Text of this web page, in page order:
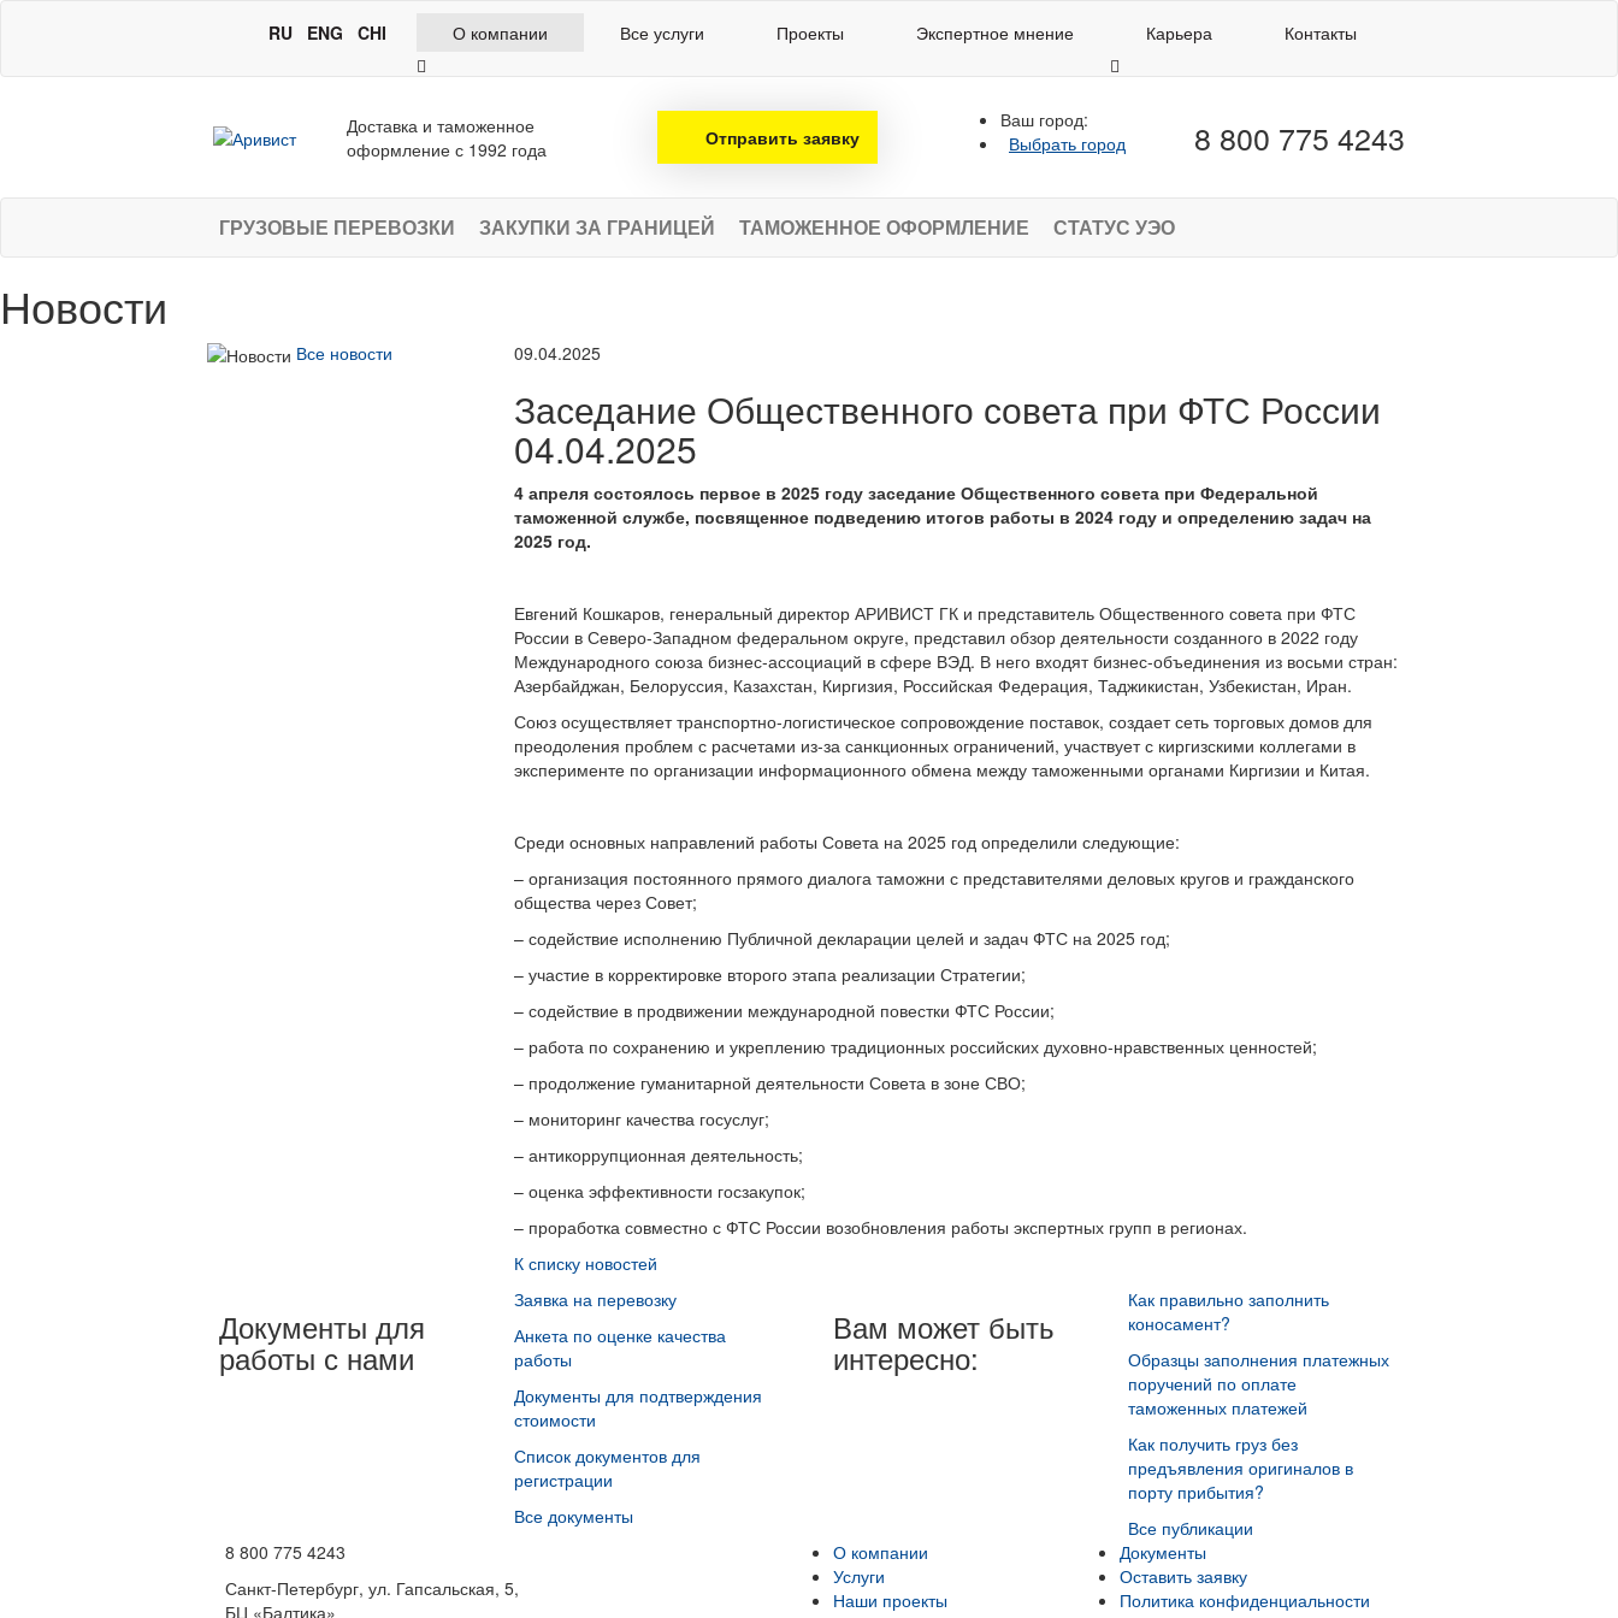
RU ENG CHI О компании Все услуги Проекты Экспертное мнение Карьера Контакты
Доставка и таможенное
оформление с 1992 года
Отправить заявку
Ваш город:
Выбрать город
8 800 775 4243
ГРУЗОВЫЕ ПЕРЕВОЗКИ ЗАКУПКИ ЗА ГРАНИЦЕЙ ТАМОЖЕННОЕ ОФОРМЛЕНИЕ СТАТУС УЭО
Новости
Все новости 09.04.2025
Заседание Общественного совета при ФТС России
04.04.2025
4 апреля состоялось первое в 2025 году заседание Общественного совета при Федеральной
таможенной службе, посвященное подведению итогов работы в 2024 году и определению задач на
2025 год.
Евгений Кошкаров, генеральный директор АРИВИСТ ГК и представитель Общественного совета при ФТС
России в Северо-Западном федеральном округе, представил обзор деятельности созданного в 2022 году
Международного союза бизнес-ассоциаций в сфере ВЭД. В него входят бизнес-объединения из восьми стран:
Азербайджан, Белоруссия, Казахстан, Киргизия, Российская Федерация, Таджикистан, Узбекистан, Иран.
Союз осуществляет транспортно-логистическое сопровождение поставок, создает сеть торговых домов для
преодоления проблем с расчетами из-за санкционных ограничений, участвует с киргизскими коллегами в
эксперименте по организации информационного обмена между таможенными органами Киргизии и Китая.
Среди основных направлений работы Совета на 2025 год определили следующие:
– организация постоянного прямого диалога таможни с представителями деловых кругов и гражданского
общества через Совет;
– содействие исполнению Публичной декларации целей и задач ФТС на 2025 год;
– участие в корректировке второго этапа реализации Стратегии;
– содействие в продвижении международной повестки ФТС России;
– работа по сохранению и укреплению традиционных российских духовно-нравственных ценностей;
– продолжение гуманитарной деятельности Совета в зоне СВО;
– мониторинг качества госуслуг;
– антикоррупционная деятельность;
– оценка эффективности госзакупок;
– проработка совместно с ФТС России возобновления работы экспертных групп в регионах.
К списку новостей
Документы для
работы с нами
Заявка на перевозку
Анкета по оценке качества
работы
Документы для подтверждения
стоимости
Список документов для
регистрации
Все документы
Вам может быть
интересно:
Как правильно заполнить
коносамент?
Образцы заполнения платежных
поручений по оплате
таможенных платежей
Как получить груз без
предъявления оригиналов в
порту прибытия?
Все публикации
8 800 775 4243
Санкт-Петербург, ул. Гапсальская, 5,
БЦ «Балтика»
О компании
Услуги
Наши проекты
Документы
Оставить заявку
Политика конфиденциальности